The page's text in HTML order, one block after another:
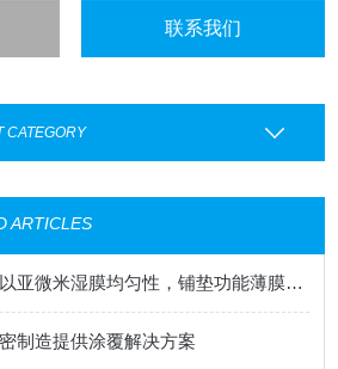
联系我们
CATEGORY
ARTICLES
狭缝式涂布机——以亚微米湿膜均匀性，铺垫功能薄膜的性能基石
制造提供涂覆解决方案